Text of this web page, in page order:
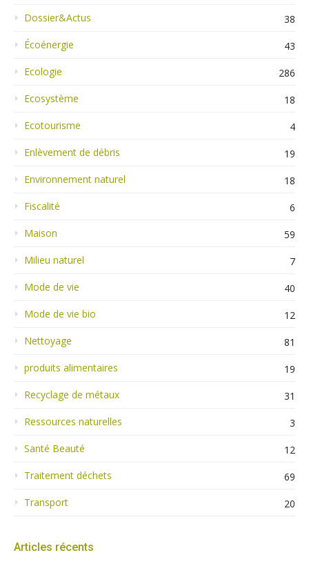
Dossier&Actus
38
Écoénergie
43
Ecologie
286
Ecosystème
18
Ecotourisme
4
Enlèvement de débris
19
Environnement naturel
18
Fiscalité
6
Maison
59
Milieu naturel
7
Mode de vie
40
Mode de vie bio
12
Nettoyage
81
produits alimentaires
19
Recyclage de métaux
31
Ressources naturelles
3
Santé Beauté
12
Traitement déchets
69
Transport
20
Articles récents